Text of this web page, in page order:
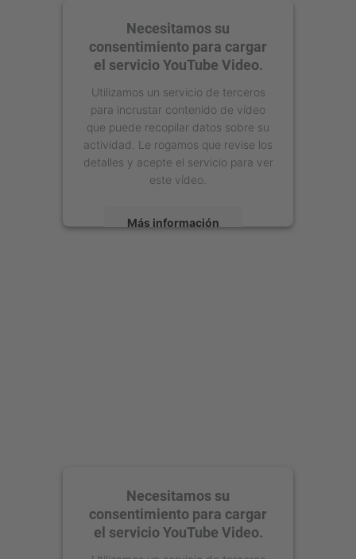
Necesitamos su
consentimiento para cargar
el servicio YouTube Video.
Utilizamos un servicio de terceros
para incrustar contenido de vídeo
que puede recopilar datos sobre su
actividad. Le rogamos que revise los
detalles y acepte el servicio para ver
este vídeo.
Más información
Necesitamos su
consentimiento para cargar
el servicio YouTube Video.